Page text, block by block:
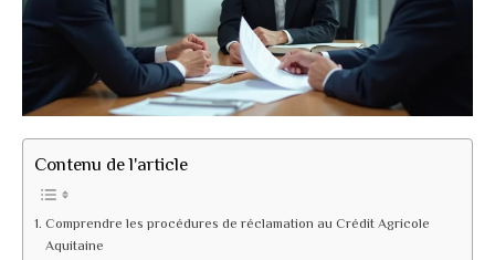
Contenu de l'article
Comprendre les procédures de réclamation au Crédit Agricole
Aquitaine